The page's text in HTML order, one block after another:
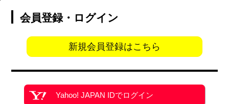
会員登録・ログイン
新規会員登録はこちら
Yahoo! JAPAN IDでログイン